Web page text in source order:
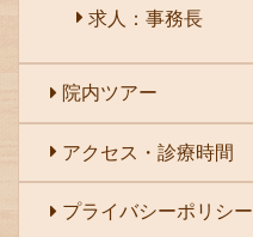
求人：事務長
院内ツアー
アクセス・診療時間
プライバシーポリシー